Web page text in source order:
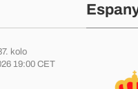
kolo
19:00 CET